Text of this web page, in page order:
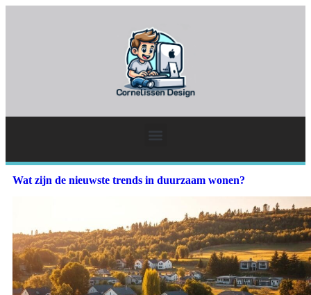
Wat zijn de nieuwste trends in duurzaam wonen?